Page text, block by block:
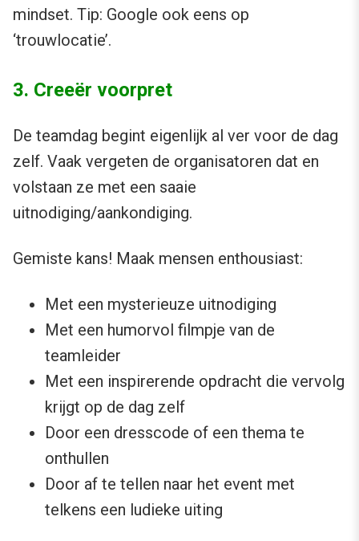
mindset. Tip: Google ook eens op
‘trouwlocatie’.
3. Creeër voorpret
De teamdag begint eigenlijk al ver voor de dag
zelf. Vaak vergeten de organisatoren dat en
volstaan ze met een saaie
uitnodiging/aankondiging.
Gemiste kans! Maak mensen enthousiast:
Met een mysterieuze uitnodiging
Met een humorvol filmpje van de
teamleider
Met een inspirerende opdracht die vervolg
krijgt op de dag zelf
Door een dresscode of een thema te
onthullen
Door af te tellen naar het event met
telkens een ludieke uiting